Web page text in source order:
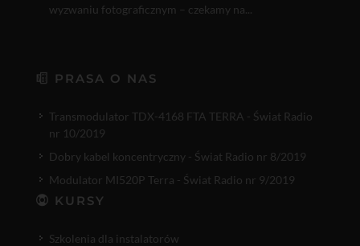
wyzwaniu fotograficznym – czekamy na...
PRASA O NAS
Transmodulator TDX-4168 FTA TERRA - Świat Radio
nr 10/2019
Dobry kabel koncentryczny - Świat Radio nr 8/2019
Modulator MI520P Terra - Świat Radio nr 9/2019
KURSY
Szkolenia dla instalatorów